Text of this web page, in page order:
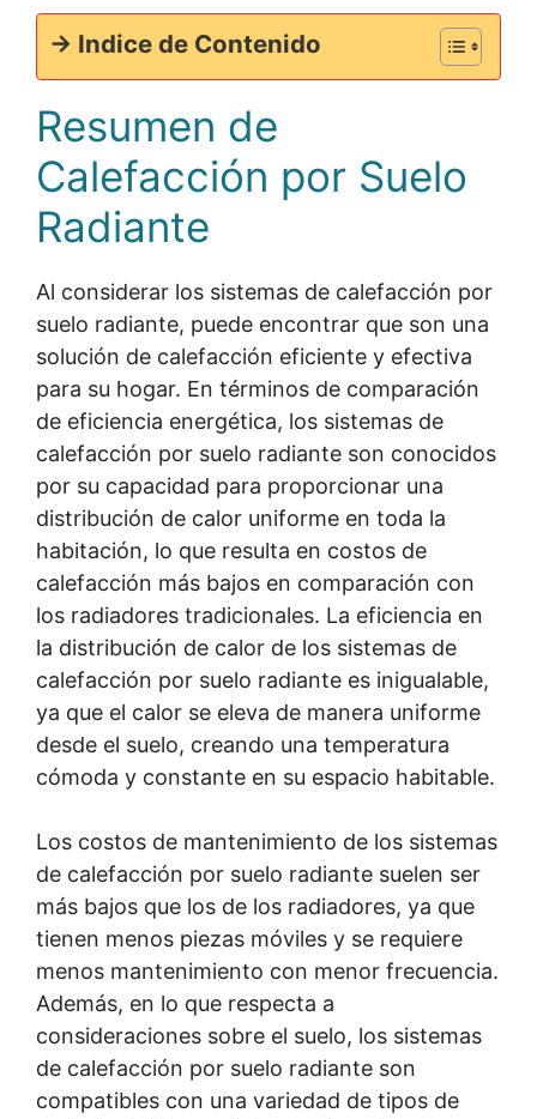
-> Indice de Contenido
Resumen de
Calefacción por Suelo
Radiante
Al considerar los sistemas de calefacción por
suelo radiante, puede encontrar que son una
solución de calefacción eficiente y efectiva
para su hogar. En términos de comparación
de eficiencia energética, los sistemas de
calefacción por suelo radiante son conocidos
por su capacidad para proporcionar una
distribución de calor uniforme en toda la
habitación, lo que resulta en costos de
calefacción más bajos en comparación con
los radiadores tradicionales. La eficiencia en
la distribución de calor de los sistemas de
calefacción por suelo radiante es inigualable,
ya que el calor se eleva de manera uniforme
desde el suelo, creando una temperatura
cómoda y constante en su espacio habitable.
Los costos de mantenimiento de los sistemas
de calefacción por suelo radiante suelen ser
más bajos que los de los radiadores, ya que
tienen menos piezas móviles y se requiere
menos mantenimiento con menor frecuencia.
Además, en lo que respecta a
consideraciones sobre el suelo, los sistemas
de calefacción por suelo radiante son
compatibles con una variedad de tipos de